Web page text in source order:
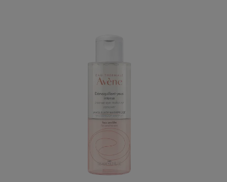
ESSENTIELS
intense